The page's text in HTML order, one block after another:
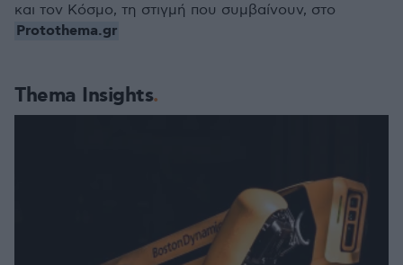
Thema Insights
και τον Κόσμο, τη στιγμή που συμβαίνουν, στο
Protothema.gr